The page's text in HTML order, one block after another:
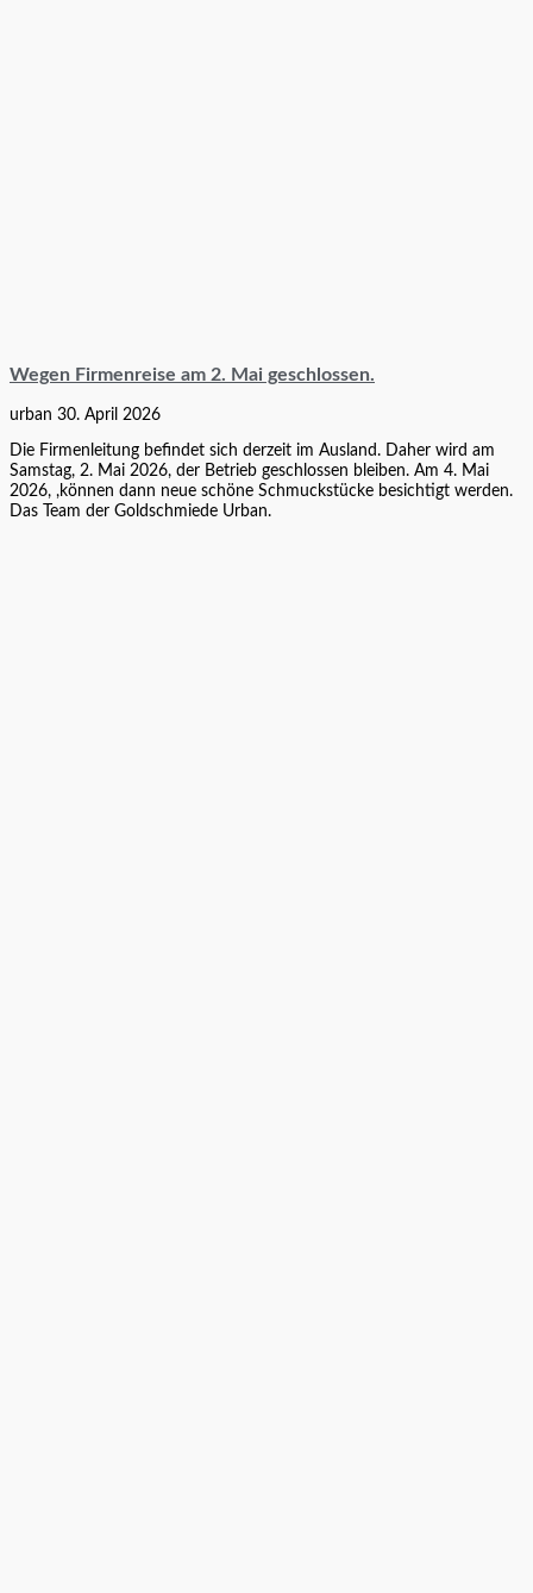
Wegen Firmenreise am 2. Mai geschlossen.
urban 30. April 2026
Die Firmenleitung befindet sich derzeit im Ausland. Daher wird am
Samstag, 2. Mai 2026, der Betrieb geschlossen bleiben. Am 4. Mai
2026, ,können dann neue schöne Schmuckstücke besichtigt werden.
Das Team der Goldschmiede Urban.